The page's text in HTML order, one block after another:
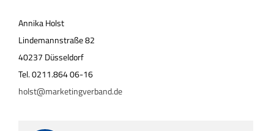
Annika Holst
Lindemannstraße 82
40237 Düsseldorf
Tel. 0211.864 06-16
holst@marketingverband.de